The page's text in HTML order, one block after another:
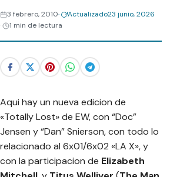
Recomendaciones
Videos
3 febrero, 2010 Actualizado23 junio, 2026
1 min de lectura
Aqui hay un nueva edicion de
«Totally Lost» de EW, con “Doc”
Jensen y “Dan” Snierson, con todo lo
relacionado al 6x01/6x02 «LA X», y
con la participacion de Elizabeth